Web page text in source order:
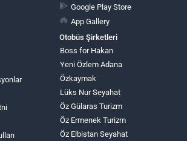
Google Play Store
App Gallery
Otobüs Şirketleri
Boss for Hakan
Yeni Özlem Adana
Özkaymak
Lüks Nur Seyahat
Öz Gülaras Turizm
Öz Ermenek Turizm
Öz Elbistan Seyahat